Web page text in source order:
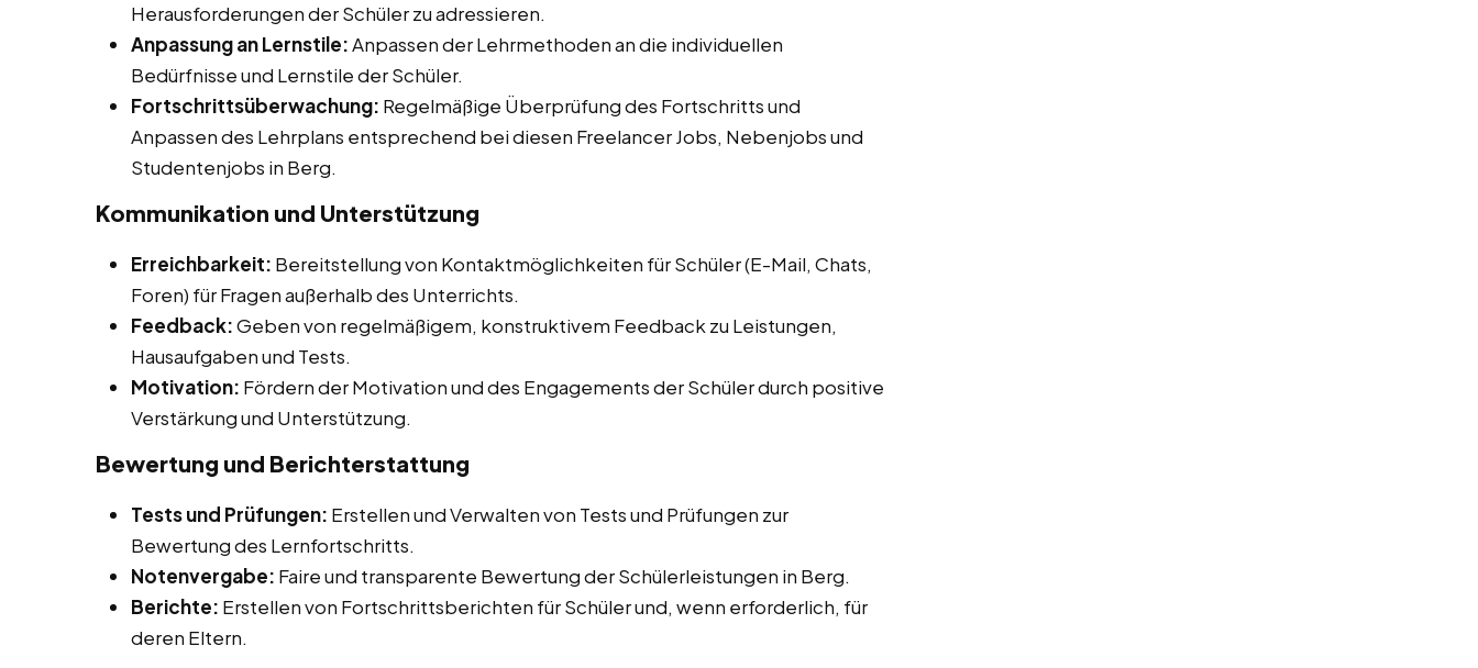
Herausforderungen der Schüler zu adressieren.
Anpassung an Lernstile:Anpassen der Lehrmethoden an die individuellen
Bedürfnisse und Lernstile der Schüler.
Fortschrittsüberwachung: Regelmäßige Überprüfung des Fortschritts und
Anpassen des Lehrplans entsprechend bei diesen Freelancer Jobs, Nebenjobs und
Studentenjobs in Berg.
Kommunikation und Unterstützung
Erreichbarkeit: Bereitstellung von Kontaktmöglichkeiten für Schüler (E-Mail, Chats,
Foren) für Fragen außerhalb des Unterrichts.
Feedback:Geben von regelmäßigem, konstruktivem Feedback zu Leistungen,
Hausaufgaben und Tests.
Motivation: Fördern der Motivation und des Engagements der Schüler durch positive
Verstärkung und Unterstützung.
Bewertung und Berichterstattung
Tests und Prüfungen: Erstellen und Verwalten von Tests und Prüfungen zur
Bewertung des Lernfortschritts.
Notenvergabe: Faire und transparente Bewertung der Schülerleistungen in Berg.
Berichte: Erstellen von Fortschrittsberichten für Schüler und, wenn erforderlich, für
deren Eltern.